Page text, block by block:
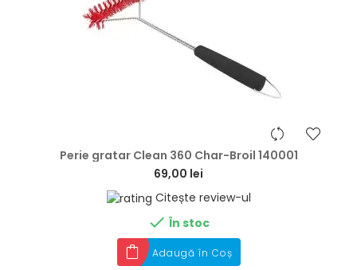
Perie gratar Clean 360 Char-Broil 140001
69,00 lei
Citește review-ul
 În stoc
Adaugă în Coș